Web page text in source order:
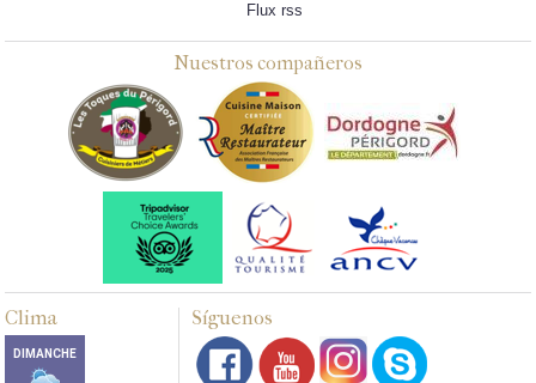
Flux rss
Nuestros compañeros
Clima Síguenos